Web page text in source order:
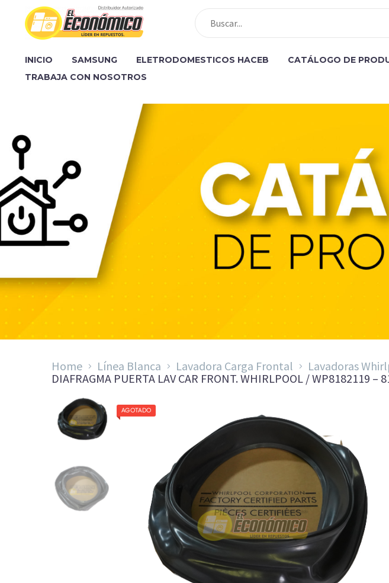
INICIO SAMSUNG ELETRODOMESTICOS HACEB CATÁLOGO DE
TRABAJA CON NOSOTROS
Home Línea Blanca Lavadora Carga Frontal
Lavadoras
DIAFRAGMA PUERTA LAV CAR FRONT. WHIRLPOOL / WP8182119 –
AGOTADO